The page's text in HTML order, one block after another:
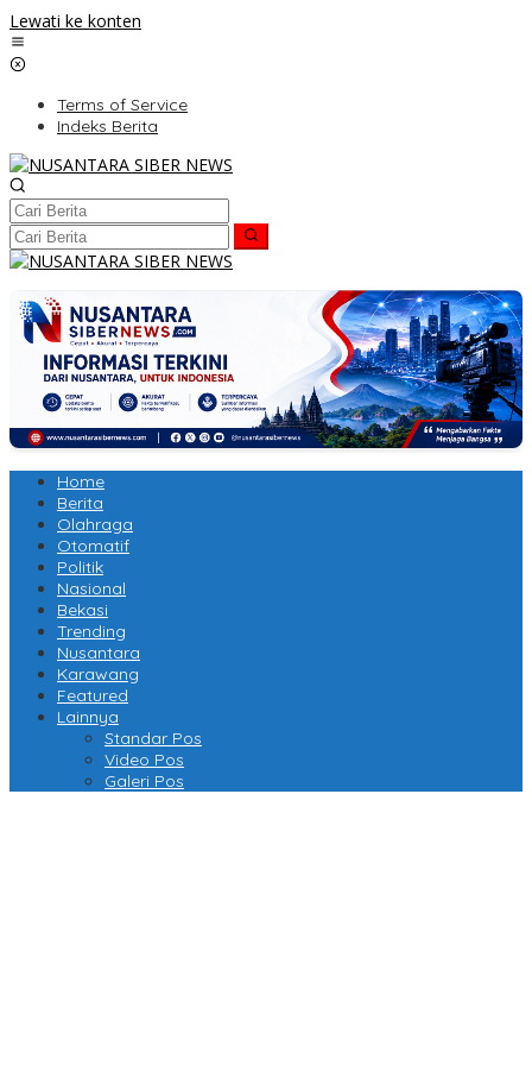
Lewati ke konten
Terms of Service
Indeks Berita
Home
Berita
Olahraga
Otomatif
Politik
Nasional
Bekasi
Trending
Nusantara
Karawang
Featured
Lainnya
Standar Pos
Video Pos
Galeri Pos